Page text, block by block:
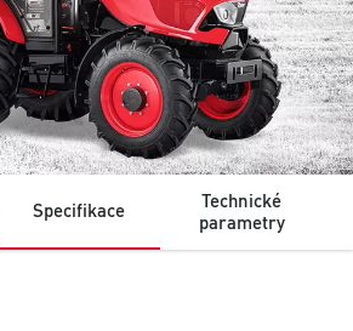
Specifikace
Technické
parametry